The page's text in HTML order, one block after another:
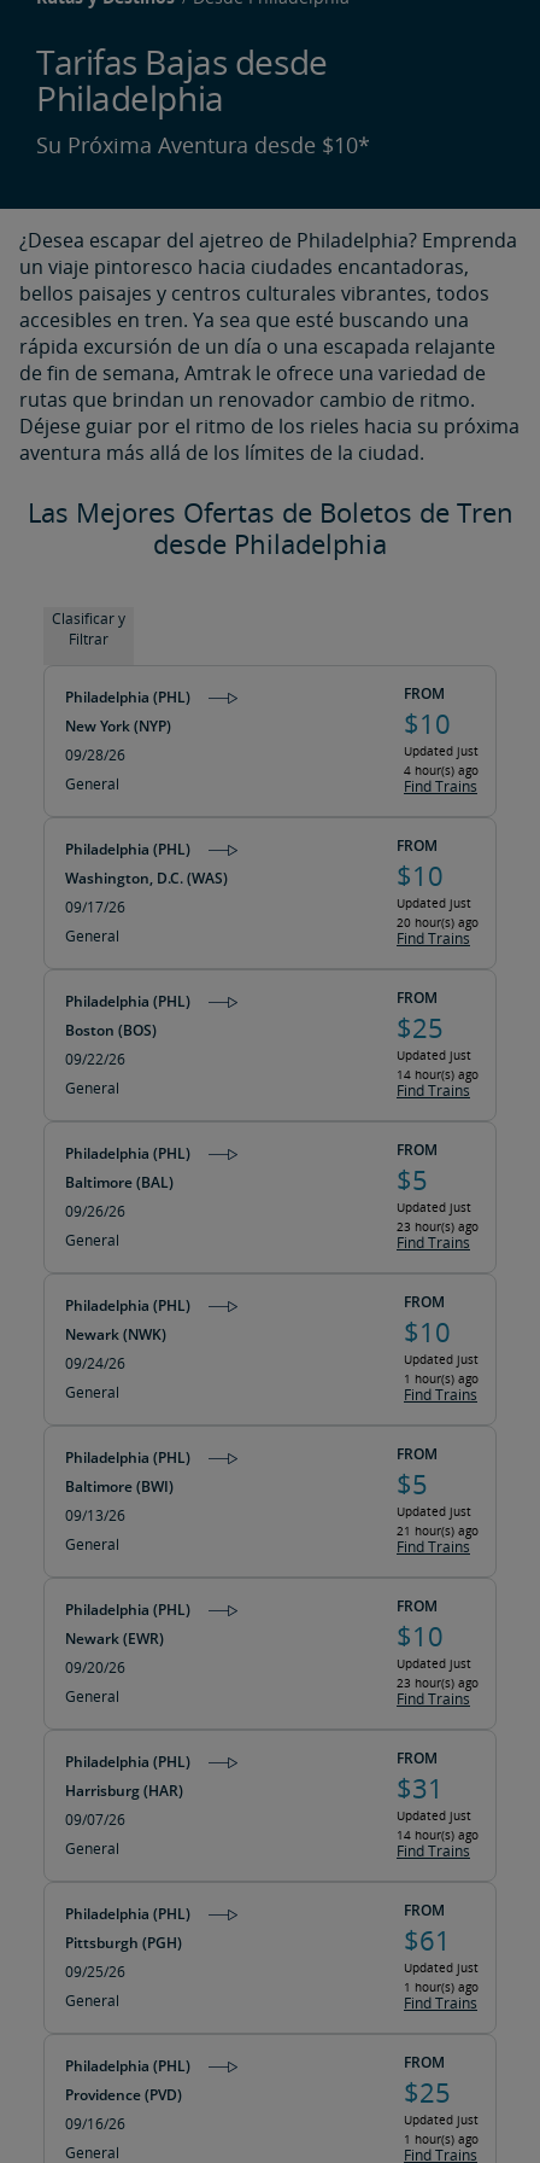
Tarifas Bajas desde
Philadelphia​​​​​​​
Su Próxima Aventura desde $10*
¿Desea escapar del ajetreo de Philadelphia? Emprenda
un viaje pintoresco hacia ciudades encantadoras,
bellos paisajes y centros culturales vibrantes, todos
accesibles en tren. Ya sea que esté buscando una
rápida excursión de un día o una escapada relajante
de fin de semana, Amtrak le ofrece una variedad de
rutas que brindan un renovador cambio de ritmo.
Déjese guiar por el ritmo de los rieles hacia su próxima
aventura más allá de los límites de la ciudad.
Las Mejores Ofertas de Boletos de Tren
desde Philadelphia
Clasificar y
Filtrar
Philadelphia (PHL)
New York (NYP)
09/28/26
General
FROM
$10
Updated just
4 hour(s) ago
Find Trains
Philadelphia (PHL)
Washington, D.C. (WAS)
09/17/26
General
FROM
$10
Updated just
20 hour(s) ago
Find Trains
Philadelphia (PHL)
Boston (BOS)
09/22/26
General
FROM
$25
Updated just
14 hour(s) ago
Find Trains
Philadelphia (PHL)
Baltimore (BAL)
09/26/26
General
FROM
$5
Updated just
23 hour(s) ago
Find Trains
Philadelphia (PHL)
Newark (NWK)
09/24/26
General
FROM
$10
Updated just
1 hour(s) ago
Find Trains
Philadelphia (PHL)
Baltimore (BWI)
09/13/26
General
FROM
$5
Updated just
21 hour(s) ago
Find Trains
Philadelphia (PHL)
Newark (EWR)
09/20/26
General
FROM
$10
Updated just
23 hour(s) ago
Find Trains
Philadelphia (PHL)
Harrisburg (HAR)
09/07/26
General
FROM
$31
Updated just
14 hour(s) ago
Find Trains
Philadelphia (PHL)
Pittsburgh (PGH)
09/25/26
General
FROM
$61
Updated just
1 hour(s) ago
Find Trains
Philadelphia (PHL)
Providence (PVD)
09/16/26
General
FROM
$25
Updated just
1 hour(s) ago
Find Trains